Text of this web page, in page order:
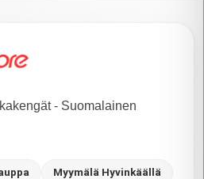
- Suomalainen
Myymälä Hyvinkäällä